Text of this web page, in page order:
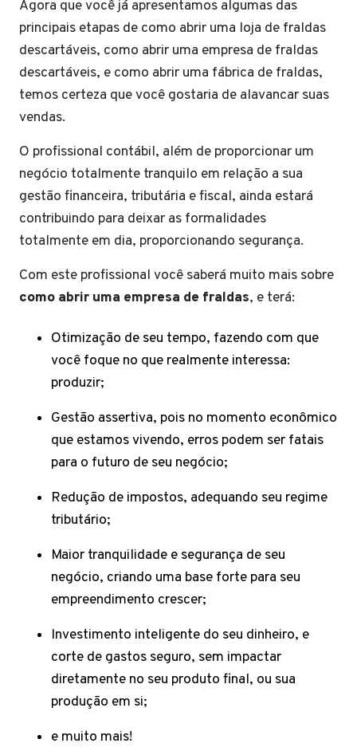
Agora que você já apresentamos algumas das
principais etapas de como abrir uma loja de fraldas
descartáveis, como abrir uma empresa de fraldas
descartáveis, e como abrir uma fábrica de fraldas,
temos certeza que você gostaria de alavancar suas
vendas.
O profissional contábil, além de proporcionar um
negócio totalmente tranquilo em relação a sua
gestão financeira, tributária e fiscal, ainda estará
contribuindo para deixar as formalidades
totalmente em dia, proporcionando segurança.
Com este profissional você saberá muito mais sobre
como abrir uma empresa de fraldas, e terá:
Otimização de seu tempo, fazendo com que
você foque no que realmente interessa:
produzir;
Gestão assertiva, pois no momento econômico
que estamos vivendo, erros podem ser fatais
para o futuro de seu negócio;
Redução de impostos, adequando seu regime
tributário;
Maior tranquilidade e segurança de seu
negócio, criando uma base forte para seu
empreendimento crescer;
Investimento inteligente do seu dinheiro, e
corte de gastos seguro, sem impactar
diretamente no seu produto final, ou sua
produção em si;
e muito mais!